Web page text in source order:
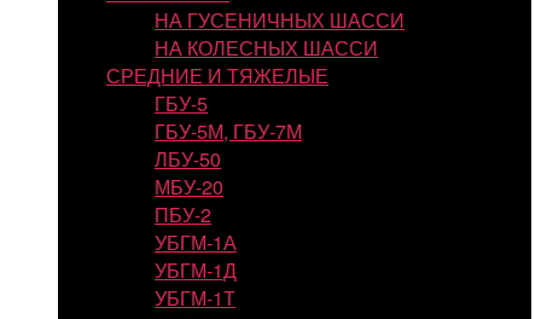
НА ГУСЕНИЧНЫХ ШАССИ
НА КОЛЕСНЫХ ШАССИ
СРЕДНИЕ И ТЯЖЕЛЫЕ
ГБУ-5
ГБУ-5М, ГБУ-7М
ЛБУ-50
МБУ-20
ПБУ-2
УБГМ-1А
УБГМ-1Д
УБГМ-1Т